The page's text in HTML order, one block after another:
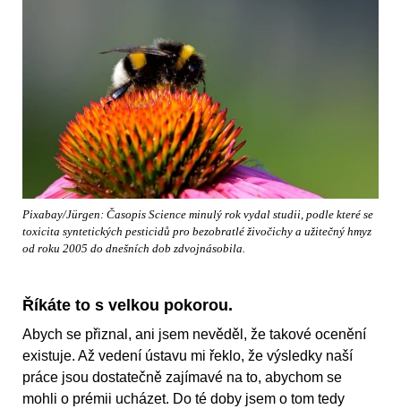
Pixabay/Jürgen: Časopis Science minulý rok vydal studii, podle které se
toxicita syntetických pesticidů pro bezobratlé živočichy a užitečný hmyz
od roku 2005 do dnešních dob zdvojnásobila.
Říkáte to s velkou pokorou.
Abych se přiznal, ani jsem nevěděl, že takové ocenění
existuje. Až vedení ústavu mi řeklo, že výsledky naší
práce jsou dostatečně zajímavé na to, abychom se
mohli o prémii ucházet. Do té doby jsem o tom tedy